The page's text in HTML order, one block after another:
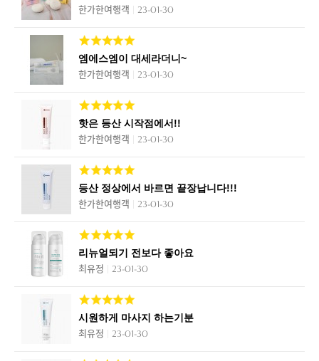
한가한여행객 23-01-30
엠에스엠이 대세라더니~
한가한여행객 23-01-30
핫은 등산 시작점에서!!
한가한여행객 23-01-30
등산 정상에서 바르면 끝장납니다!!!
한가한여행객 23-01-30
리뉴얼되기 전보다 좋아요
최유정 23-01-30
시원하게 마사지 하는기분
최유정 23-01-30